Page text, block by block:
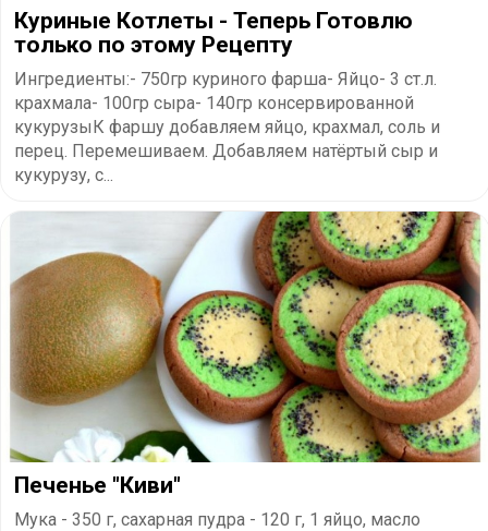
Куриные Котлеты - Теперь Готовлю
только по этому Рецепту
Ингредиенты:- 750гр куриного фарша- Яйцо- 3 ст.л.
крахмала- 100гр сыра- 140гр консервированной
кукурузыК фаршу добавляем яйцо, крахмал, соль и
перец. Перемешиваем. Добавляем натёртый сыр и
кукурузу, с...
Печенье "Киви"
Мука - 350 г, сахарная пудра - 120 г, 1 яйцо, масло